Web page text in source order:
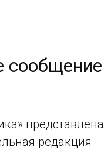
сообщение
представлена
редакция